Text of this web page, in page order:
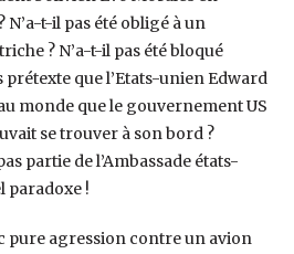
t-il pas été obligé à un
? N’a-t-il pas été bloqué
prétexte que l’Etats-unien Edward
monde que le gouvernement US
se trouver à son bord ?
partie de l’Ambassade états-
paradoxe !
pure agression contre un avion